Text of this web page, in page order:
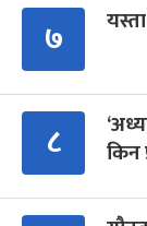
७
८
किन